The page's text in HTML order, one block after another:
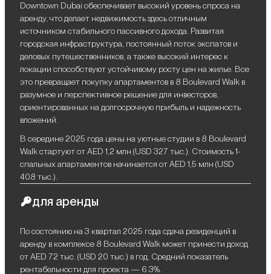
Downtown Dubai обеспечивает высокий уровень спроса на
аренду, что делает недвижимость здесь отличным
источником стабильного пассивного дохода. Развитая
городская инфраструктура, постоянный поток экспатов и
деловых путешественников, а также высокий интерес к
локации способствуют устойчивому росту цен на жилье. Все
это превращает покупку апартаментов в 8 Boulevard Walk в
разумное и перспективное решение для инвесторов,
ориентированных на долгосрочную прибыль и надежность
вложений.
В середине 2025 года цены на уютные студии в 8 Boulevard
Walk стартуют от AED 1,2 млн (USD 327 тыс.). Стоимость 1-
спальных апартаментов начинается от AED 1,5 млн (USD
408 тыс.).
для аренды
По состоянию на 3 квартал 2025 года сдача резиденций в
аренду в комплексе 8 Boulevard Walk может принести доход
от AED 72 тыс. (USD 20 тыс.) в год. Средний показатель
рентабельности для проекта — 6.3%.